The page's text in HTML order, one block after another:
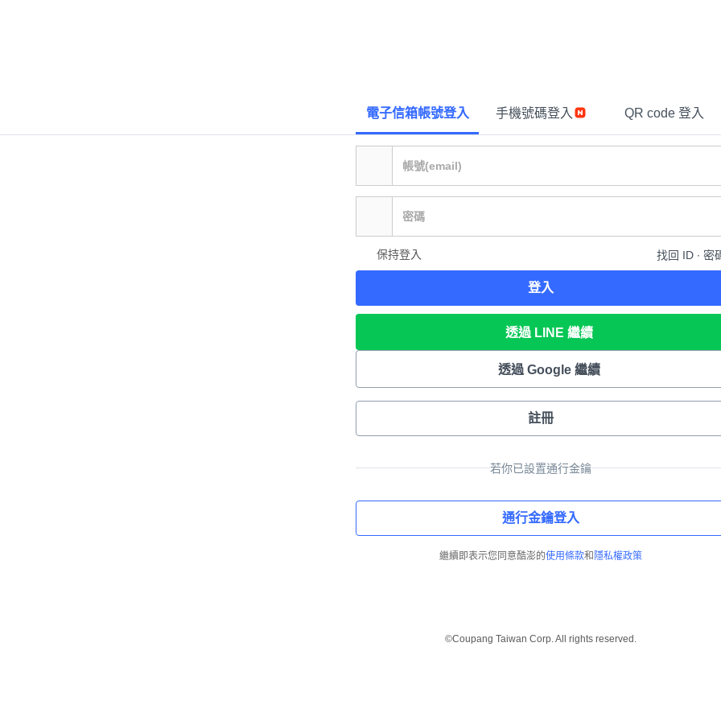
電子信箱帳號登入 手機號碼登入 QR code 登入
保持登入 找回 ID ∙ 密
登入
透過 LINE 繼續
透過 Google 繼續
註冊
若你已設置通行金鑰
通行金鑰登入
繼續即表示您同意酷澎的使用條款和 隱私權政策
©Coupang Taiwan Corp. All rights reserved.